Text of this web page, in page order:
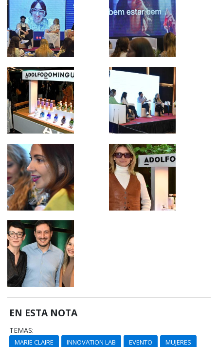
EN ESTA NOTA
TEMAS:
MARIE CLAIRE INNOVATION LAB EVENTO MUJERES